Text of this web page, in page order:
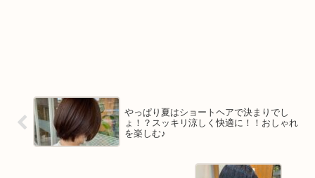
やっぱり夏はショートヘアで決まりでし
ょ！？スッキリ涼しく快適に！！おしゃれ
を楽しむ♪